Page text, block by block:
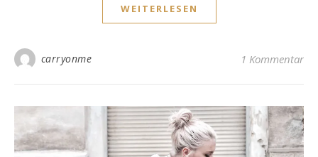
WEITERLESEN
carryonme 1 Kommentar